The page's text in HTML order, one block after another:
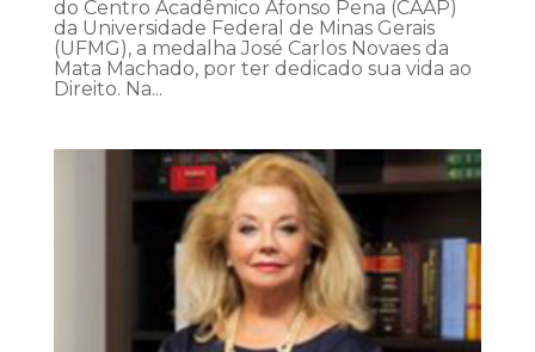
do Centro Acadêmico Afonso Pena (CAAP)
da Universidade Federal de Minas Gerais
(UFMG), a medalha José Carlos Novaes da
Mata Machado, por ter dedicado sua vida ao
Direito. Na...